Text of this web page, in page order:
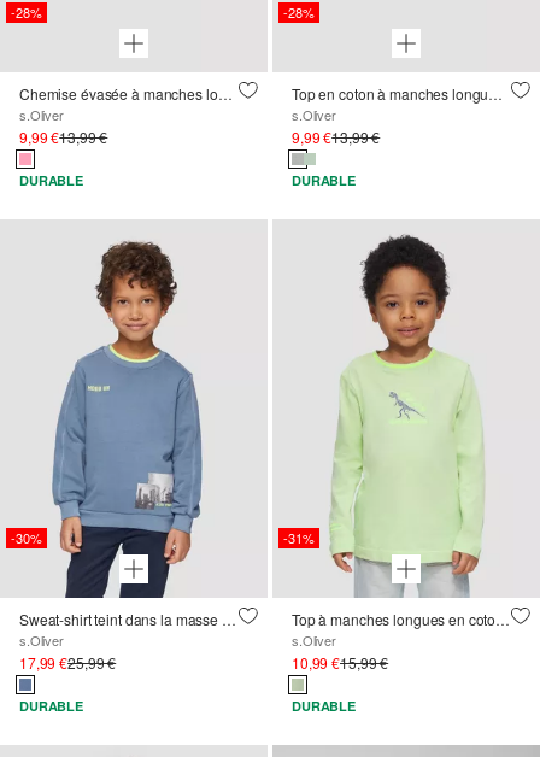
-28%
Chemise évasée à manches longues avec imprimé pailleté et manches bouffantes
s.Oliver
9,99 €13,99 €
DURABLE
-28%
Top en coton à manches longues avec impression 3D sur le devant
s.Oliver
9,99 €13,99 €
DURABLE
-30%
Sweat-shirt teint dans la masse avec impression sur le devant
s.Oliver
17,99 €25,99 €
DURABLE
-31%
Top à manches longues en coton avec un imprimé et des détails contrastés
s.Oliver
10,99 €15,99 €
DURABLE